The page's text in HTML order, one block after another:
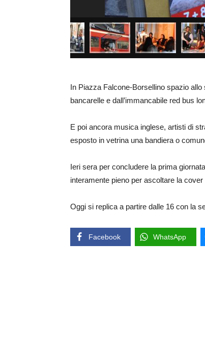
In Piazza Falcone-Borsellino spazio
bancarelle e dall’immancabile red bus
E poi ancora musica inglese, artisti di
esposto in vetrina una bandiera o
Ieri sera per concludere la prima
interamente pieno per ascoltare la
Oggi si replica a partire dalle 16 con la
Facebook WhatsApp